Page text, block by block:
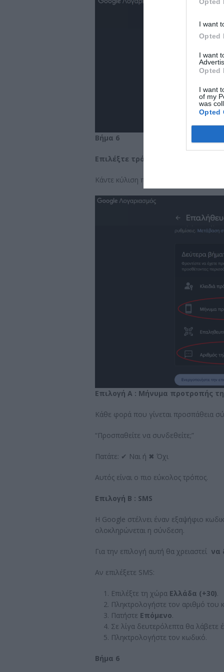
I want
Opted
I want
Opted
I want
of my
was
Opted
Βήμα 6
Επιλέξτε τρόπο επιβεβαίωσης
Κάντε κύλιση προς τα κάτω μέχρι να
Επιλογή Α : Μήνυμα προτροπής
Κάθε φορά που γίνεται προσπάθεια
“Προσπαθείτε να συνδεθείτε;”
Πατάτε: ✔ Ναι ή ✖ Όχι
Αυτός είναι ο πιο εύκολος τρόπος.
Επιλογή Β : SMS
Η Google στέλνει έναν εξαψήφιο
ολοκληρώνεται η σύνδεση.
Για την επιλογή αυτή θα χρειαστείνα
Αν επιλέξετε SMS:
Επιλέξτε τη χώρα Ελλάδα (+30).
Πληκτρολογήστε τον αριθμό του
Πατήστε Επόμενο.
Σε λίγα δευτερόλεπτα θα λάβετε
Πληκτρολογήστε τον κωδικό.
Βήμα 6